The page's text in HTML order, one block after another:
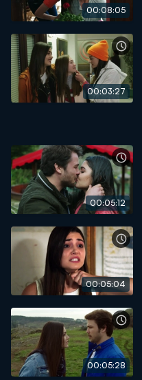
00:08:05
00:03:27
00:05:12
00:05:04
00:05:28